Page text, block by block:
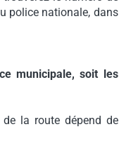
police nationale, dans
municipale, soit les
la route dépend de